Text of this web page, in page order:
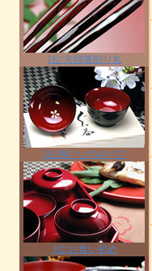
1位/夫婦箸削り丸
2位/桜ぐいのみペア
3位/お食い初め